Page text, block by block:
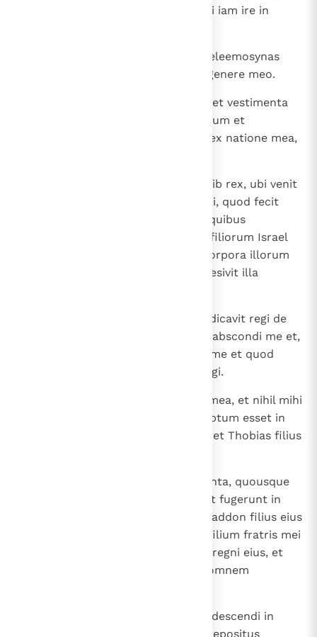
Mediae secesserunt, et non potui iam ire in
Et in diebus Salmanasar multas eleemosynas
feci fratribus meis, qui erant ex genere meo.
Panes meos dabam esurientibus et vestimenta
nudis et, si quem videbam mortuum et
proiectum post murum Nineves ex natione mea,
Et, si quem occidebat Sennacherib rex, ubi venit
de Iudaea fugiens in diebus iudicii, quod fecit
Rex caeli ex illo de blasphemiis, quibus
blasphemaverat — multos enim filiorum Israel
occidit in ira sua — ego autem corpora illorum
involabam et sepeliebam; et quaesivit illa
Et abiit quidam ex Ninevitis et indicavit regi de
me quoniam ego sepelio illos, et abscondi me et,
ubi cognovi quod rex sciebat de me et quod
inquiror, ut occidar, timui et refugi.
Et direpta est omnis substantia mea, et nihil mihi
derelictum est, quod non assumptum esset in
fiscum regis, nisi uxor mea Anna et Thobias filius
Et non transierunt dies quadraginta, quousque
occiderent illum duo filii ipsius et fugerunt in
montes Ararat; et regnavit Asarhaddon filius eius
pro illo et constituit Achicarum filium fratris mei
Anael super omnem exactionem regni eius, et
ipse habebat potestatem super omnem
Tunc petiit Achicarus pro me, et descendi in
Nineven. Achicarus enim erat praepositus